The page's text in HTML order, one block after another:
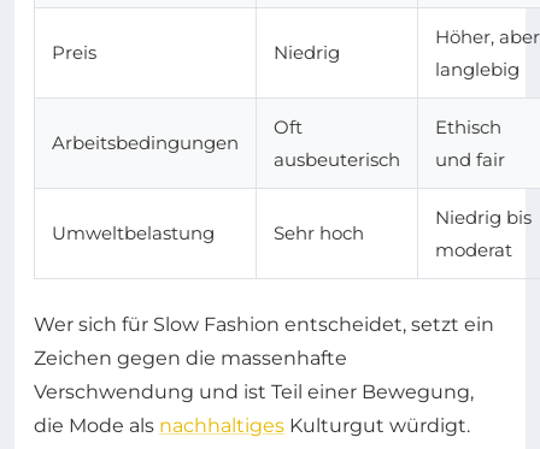
Preis Niedrig
Höher, aber
langlebig
Arbeitsbedingungen
Oft
ausbeuterisch
Ethisch
und fair
Umweltbelastung Sehr hoch
Niedrig bis
moderat
Wer sich für Slow Fashion entscheidet, setzt ein
Zeichen gegen die massenhafte
Verschwendung und ist Teil einer Bewegung,
die Mode als nachhaltiges Kulturgut würdigt.